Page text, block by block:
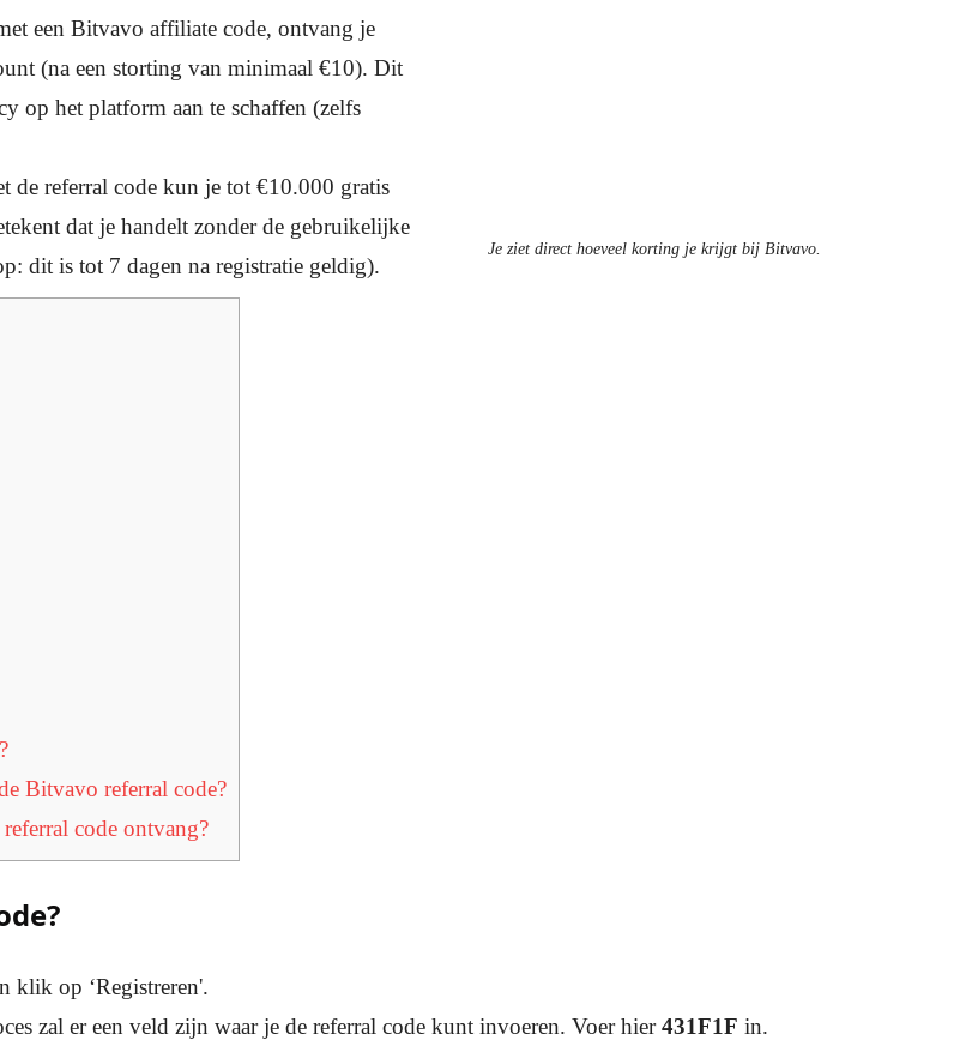
Je ziet direct hoeveel korting je krijgt bij Bitvavo.
een Bitvavo affiliate code, ontvang je
(na een storting van minimaal €10). Dit
op het platform aan te schaffen (zelfs
de referral code kun je tot €10.000 gratis
dat je handelt zonder de gebruikelijke
dit is tot 7 dagen na registratie geldig).
Bitvavo referral code?
code ontvang?
klik op ‘Registreren'.
zal er een veld zijn waar je de referral code kunt invoeren. Voer hier431F1F in.